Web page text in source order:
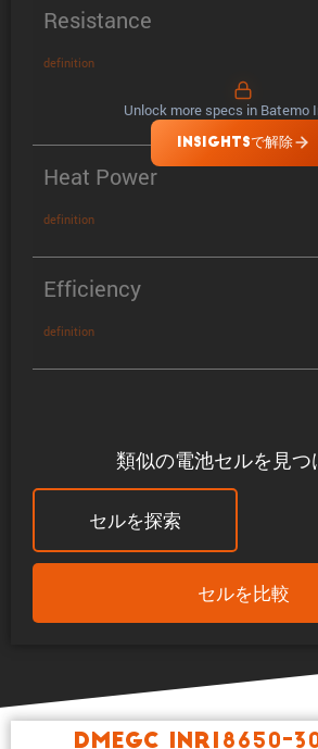
類似の電池セルを見つ
セルを探索
セルを比較
Resistance
definition
Heat Power
definition
Efficiency
definition
Unlock more specs in Batemo
INSIGHTSで解除
DMEGC INR18650-